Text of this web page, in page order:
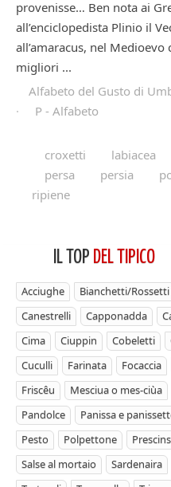
provenisse… Ben nota ai
all’enciclopedista Plinio il
all’amaracus, nel
migliori ...
Alfabeto del Gusto di
·
P - Alfabeto
croxetti labiacea
persa
persia
ripiene
IL TOP DEL TIPICO
Acciughe Bianchetti/Rossetti
Canestrelli
Capponadda
Cima
Ciuppin Cobeletti
Cuculli
Farinata Focaccia
Friscêu
Mesciua o mes-ciùa
Pandolce
Panissa e
Pesto
Polpettone
Salse al mortaio
Sardenaira